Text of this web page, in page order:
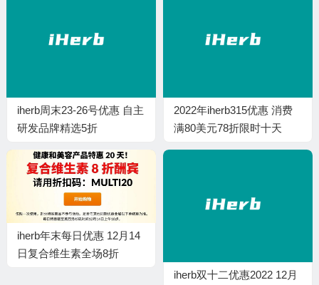
iherb周末23-26号优惠 自主
研发品牌精选5折
2022年iherb315优惠 消费
满80美元78折限时十天
iherb年末每日优惠 12月14
日复合维生素全场8折
iherb双十二优惠2022 12月